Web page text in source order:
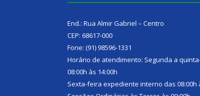
End.: Rua Almir Gabriel – Centro
CEP: 68617-000
Fone: (91) 98596-1331
Horário de atendimento: Segunda a
08:00h às 14:00h
Sexta-feira expediente interno das 08:00h